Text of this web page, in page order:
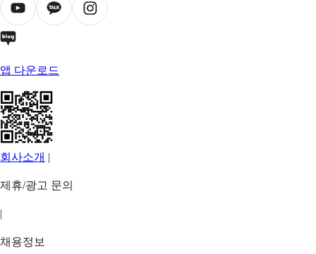
앱 다운로드
회사소개 |
제휴/광고 문의
|
채용정보